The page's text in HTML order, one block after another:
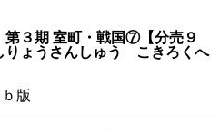
３期 室町・戦国⑦【分売９
りょうさんしゅう こきろくへ
版